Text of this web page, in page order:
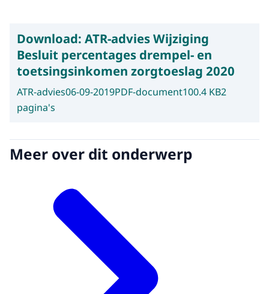
Download: ATR-advies Wijziging
Besluit percentages drempel- en
toetsingsinkomen zorgtoeslag 2020
ATR-advies06-09-2019PDF-document100.4 KB2
pagina's
Meer over dit onderwerp